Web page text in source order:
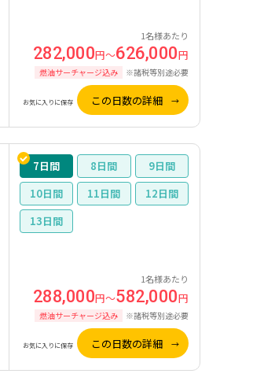
1名様あたり
282,000円～626,000円
燃油サーチャージ込み ※諸税等別途必要
お気に入りに保存 この日数の詳細
7 8
9
10
11
12
13
1名様あたり
288,000円～582,000円
燃油サーチャージ込み ※諸税等別途必要
お気に入りに保存 この日数の詳細